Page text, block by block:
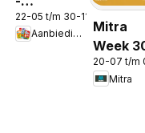
Aanbiedingen
in de app
22-05 t/m 30-11-2026
Aanbiedingen
Mitra
Week
31
20-07 t/m
Mitra